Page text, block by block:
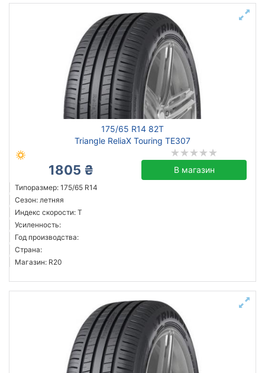
175/65 R14 82T
Triangle ReliaX Touring TE307
1805 ₴ В магазин
Типоразмер: 175/65 R14
Сезон: летняя
Индекс скорости: T
Усиленность:
Год производства:
Страна:
Магазин: R20